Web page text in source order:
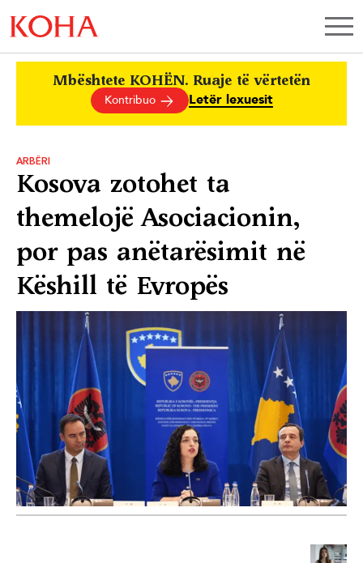
Mbështete KOHËN. Ruaje të vërtetën
Kontribuo Letër lexuesit
ARBËRI
Kosova zotohet ta
themelojë Asociacionin,
por pas anëtarësimit në
Këshill të Evropës